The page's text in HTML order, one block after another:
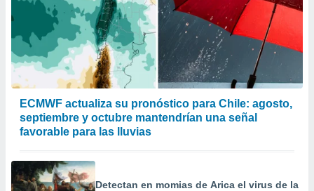
ECMWF actualiza su pronóstico para Chile: agosto,
septiembre y octubre mantendrían una señal
favorable para las lluvias
Detectan en momias de Arica el virus de la